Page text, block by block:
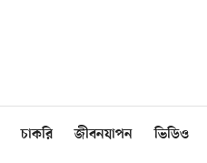
চাকরি জীবনযাপন ভিডিও